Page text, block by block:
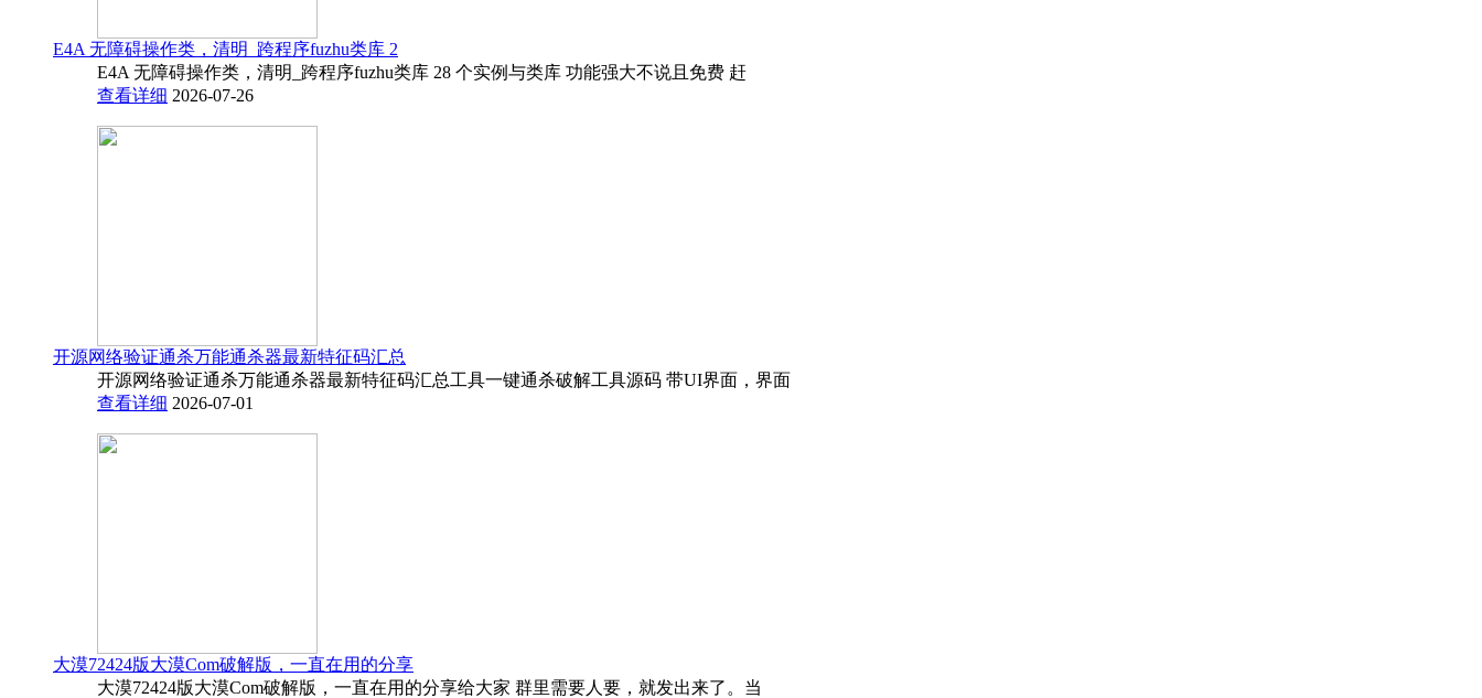
E4A 无障碍操作类，清明_跨程序fuzhu类库 2
E4A 无障碍操作类，清明_跨程序fuzhu类库 28 个实例与类库 功能强大不说且免费 赶
查看详细 2026-07-26
开源网络验证通杀万能通杀器最新特征码汇总
开源网络验证通杀万能通杀器最新特征码汇总工具一键通杀破解工具源码 带UI界面，界面
查看详细 2026-07-01
大漠72424版大漠Com破解版，一直在用的分享
大漠72424版大漠Com破解版，一直在用的分享给大家 群里需要人要，就发出来了。当